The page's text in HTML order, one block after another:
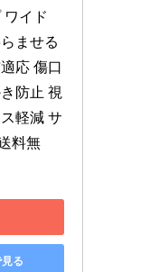
ワイド
ませる
応 傷口
防止 視
軽減 サ
料無
る